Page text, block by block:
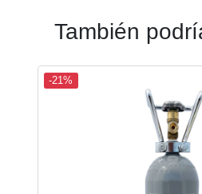
También
-21%